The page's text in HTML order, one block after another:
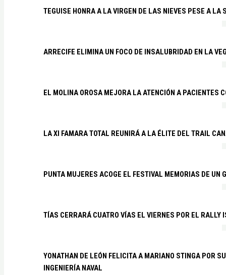
TEGUISE HONRA A LA VIRGEN DE LAS NIEVES PESE A LA
ARRECIFE ELIMINA UN FOCO DE INSALUBRIDAD EN LA
EL MOLINA OROSA MEJORA LA ATENCIÓN A PACIENTES
LA XI FAMARA TOTAL REUNIRÁ A LA ÉLITE DEL TRAIL
PUNTA MUJERES ACOGE EL FESTIVAL MEMORIAS DE UN
TÍAS CERRARÁ CUATRO VÍAS EL VIERNES POR EL RALLY
YONATHAN DE LEÓN FELICITA A MARIANO STINGA POR
INGENIERÍA NAVAL